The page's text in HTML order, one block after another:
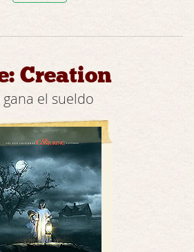
Creation
el sueldo